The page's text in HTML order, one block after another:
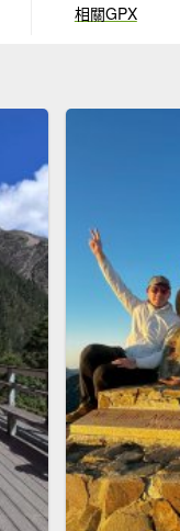
相關GPX